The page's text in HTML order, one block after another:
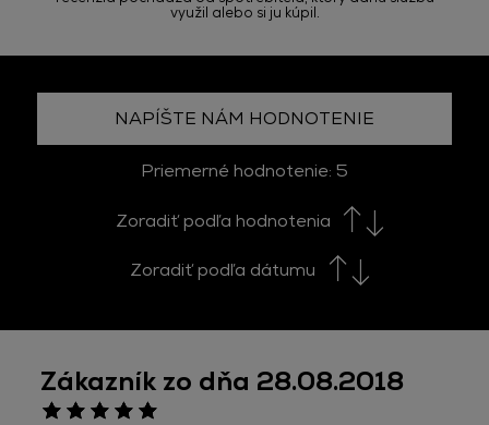
využil alebo si ju kúpil.
NAPÍŠTE NÁM HODNOTENIE
Priemerné hodnotenie: 5
Zoradiť podľa hodnotenia
Zoradiť podľa dátumu
Zákazník zo dňa 28.08.2018